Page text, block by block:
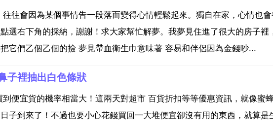
往會因為某個事情告一段落而變得心情輕鬆起來。獨自在家，心情也會
選右下角的採納，謝謝！求大家幫忙解夢。我夢見住進了很大的房子裡
它們乙個乙個的撿 夢見帶血衛生巾意味著 容易和伴侶因為金錢吵...
子裡抽出白色條狀
便宜貨的機率相當大！這兩天對超市 百貨折扣等等優惠資訊，就像蜜
子到來了！不過也要小心花錢買回一大堆便宜卻沒有用的東西，就算是